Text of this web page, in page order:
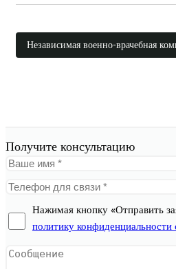
Независимая военно-врачебная
Получите консультацию
Нажимая кнопку «Отправить
политику конфиденциальности